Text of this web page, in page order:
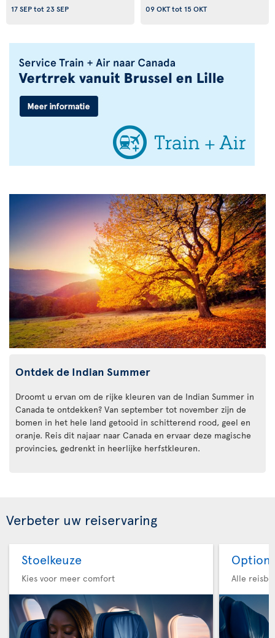
17 SEPtot 23 SEP
09 OKTtot 15 OKT
Ontdek de Indian Summer
Droomt u ervan om de rijke kleuren van de Indian Summer in
Canada te ontdekken? Van september tot november zijn de
bomen in het hele land getooid in schitterend rood, geel en
oranje. Reis dit najaar naar Canada en ervaar deze magische
provincies, gedrenkt in heerlijke herfstkleuren.
Verbeter uw reiservaring
Stoelkeuze
Kies voor meer comfort
Option
Alle